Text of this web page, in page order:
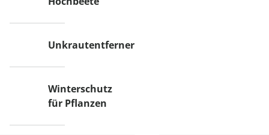
Unkrautentferner
Winterschutz
für Pflanzen